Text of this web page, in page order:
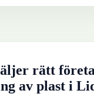
rätt
av plast i